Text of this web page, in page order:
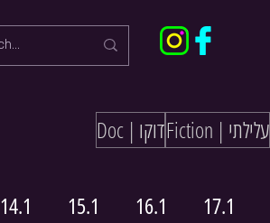
14.1 15.1 16.1 17.1
Doc | דוקו Fiction | עלילתי